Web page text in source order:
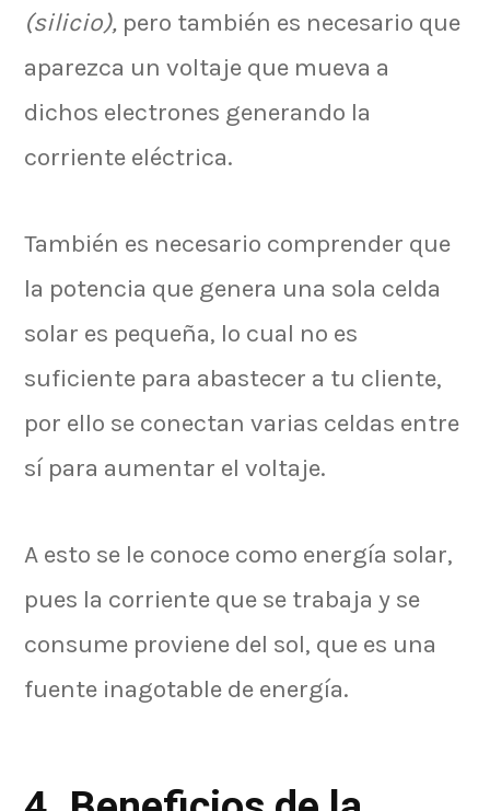
(silicio), pero también es necesario que
aparezca un voltaje que mueva a
dichos electrones generando la
corriente eléctrica.
También es necesario comprender que
la potencia que genera una sola celda
solar es pequeña, lo cual no es
suficiente para abastecer a tu cliente,
por ello se conectan varias celdas entre
sí para aumentar el voltaje.
A esto se le conoce como energía solar,
pues la corriente que se trabaja y se
consume proviene del sol, que es una
fuente inagotable de energía.